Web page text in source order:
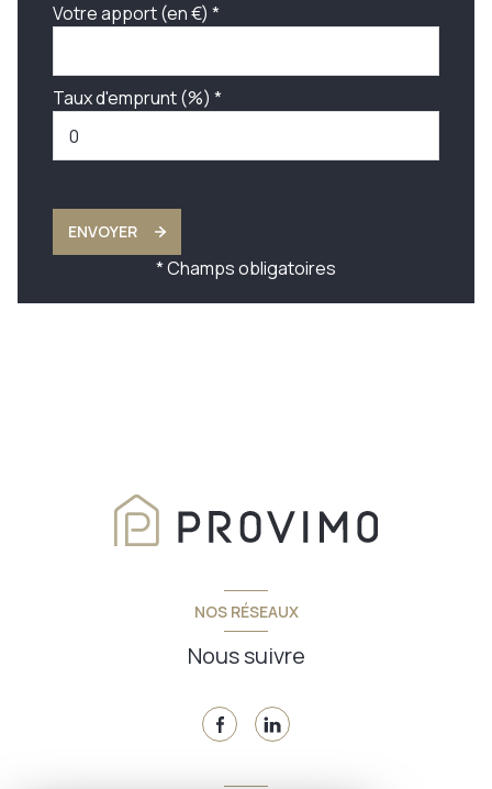
Votre apport (en €) *
Taux d'emprunt (%) *
ENVOYER
* Champs obligatoires
NOS RÉSEAUX
Nous suivre